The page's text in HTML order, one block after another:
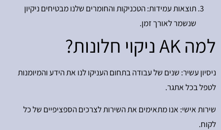
תוצאות עמידות: הטכניקות והחומרים שלנו מבטיחים ניקיון
שנשמר לאורך זמן.
למה AK ניקוי חלונות?
ניסיון עשיר: שנים של עבודה בתחום העניקו לנו את הידע והמיומנות
לטפל בכל אתגר.
שירות אישי: אנו מתאימים את השירות לצרכים הספציפיים של כל
לקוח.